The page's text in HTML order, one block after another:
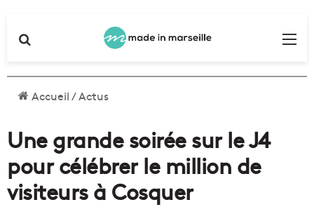
Accueil/Actus
Une grande soirée sur le J4
pour célébrer le million de
visiteurs à Cosquer